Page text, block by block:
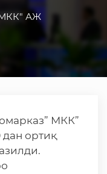
МКК" АЖ
МКК”
ортиқ